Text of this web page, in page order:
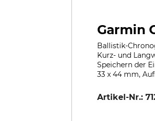
Garmin
Ballistik-
Kurz- und
Speichern der
33 x 44 mm,
Artikel-Nr.: